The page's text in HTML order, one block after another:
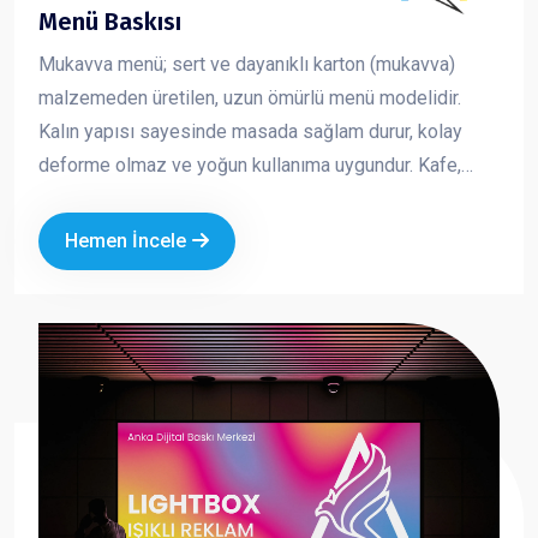
Menü Baskısı
Mukavva menü; sert ve dayanıklı karton (mukavva)
malzemeden üretilen, uzun ömürlü menü modelidir.
Kalın yapısı sayesinde masada sağlam durur, kolay
deforme olmaz ve yoğun kullanıma uygundur. Kafe,
pratik bir çözümdür. Marka kimliğinizi güçlü ve düzenli
bir şekilde yansıtmanıza yardımcı olur.
Hemen İncele